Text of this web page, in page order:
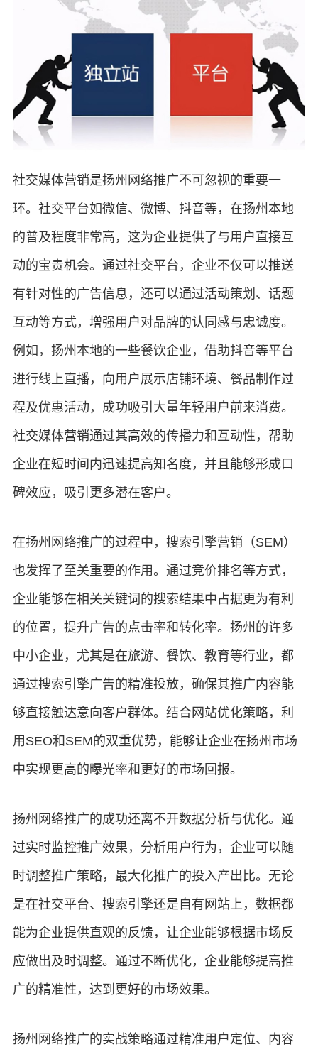
社交媒体营销是扬州网络推广不可忽视的重要一
环。社交平台如微信、微博、抖音等，在扬州本地
的普及程度非常高，这为企业提供了与用户直接互
动的宝贵机会。通过社交平台，企业不仅可以推送
有针对性的广告信息，还可以通过活动策划、话题
互动等方式，增强用户对品牌的认同感与忠诚度。
例如，扬州本地的一些餐饮企业，借助抖音等平台
进行线上直播，向用户展示店铺环境、餐品制作过
程及优惠活动，成功吸引大量年轻用户前来消费。
社交媒体营销通过其高效的传播力和互动性，帮助
企业在短时间内迅速提高知名度，并且能够形成口
碑效应，吸引更多潜在客户。
在扬州网络推广的过程中，搜索引擎营销（SEM）
也发挥了至关重要的作用。通过竞价排名等方式，
企业能够在相关关键词的搜索结果中占据更为有利
的位置，提升广告的点击率和转化率。扬州的许多
中小企业，尤其是在旅游、餐饮、教育等行业，都
通过搜索引擎广告的精准投放，确保其推广内容能
够直接触达意向客户群体。结合网站优化策略，利
用SEO和SEM的双重优势，能够让企业在扬州市场
中实现更高的曝光率和更好的市场回报。
扬州网络推广的成功还离不开数据分析与优化。通
过实时监控推广效果，分析用户行为，企业可以随
时调整推广策略，最大化推广的投入产出比。无论
是在社交平台、搜索引擎还是自有网站上，数据都
能为企业提供直观的反馈，让企业能够根据市场反
应做出及时调整。通过不断优化，企业能够提高推
广的精准性，达到更好的市场效果。
扬州网络推广的实战策略通过精准用户定位、内容